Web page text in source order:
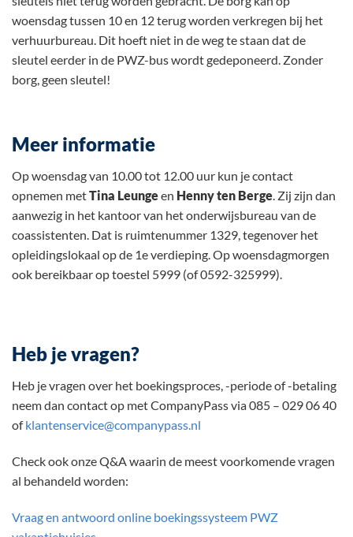
woensdag tussen 10 en 12 terug worden verkregen bij het
verhuurbureau. Dit hoeft niet in de weg te staan dat de
sleutel eerder in de PWZ-bus wordt gedeponeerd. Zonder
borg, geen sleutel!
Meer informatie
Op woensdag van 10.00 tot 12.00 uur kun je contact
opnemen metTina Leungeen Henny ten Berge . Zij zijn dan
aanwezig in het kantoor van het onderwijsbureau van de
coassistenten. Dat is ruimtenummer 1329, tegenover het
opleidingslokaal op de 1e verdieping. Op woensdagmorgen
ook bereikbaar op toestel 5999 (of 0592-325999).
Heb je vragen?
Heb je vragen over het boekingsproces, -periode of -betaling
neem dan contact op met CompanyPass via 085 – 029 06 40
ofklantenservice@companypass.nl
Check ook onze Q&A waarin de meest voorkomende vragen
al behandeld worden:
Vraag en antwoord online boekingssysteem PWZ